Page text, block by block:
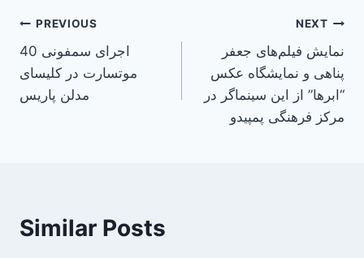
Post
navigation
PREVIOUS
اجرای سمفونی 40
موتسارت در کلیسای
مدلن پاریس
NEXT
نمایش فیلم‌های جعفر
پناهی و نمایشگاه عکس
“ابرها” از این سینماگر در
مرکز فرهنگی پمپیدو
Similar Posts